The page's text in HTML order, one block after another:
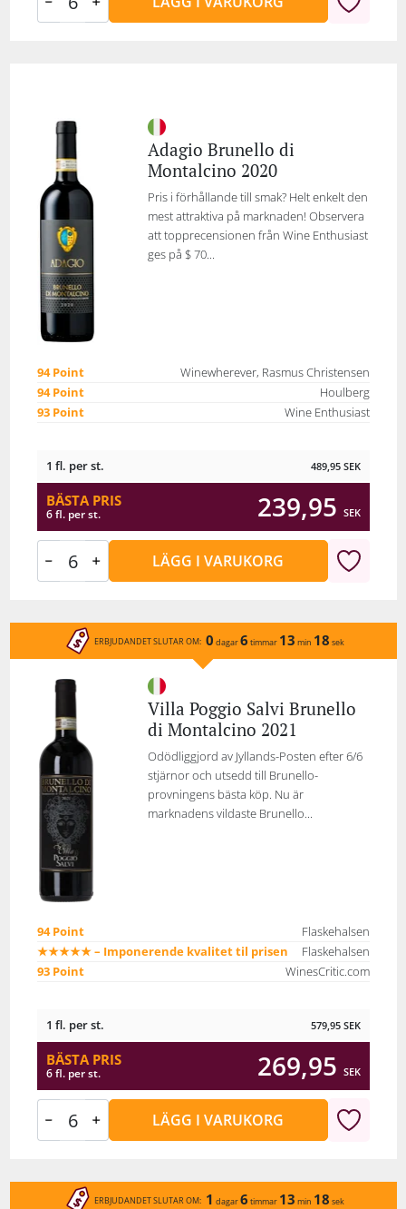
Adagio Brunello di
Montalcino 2020
Pris i förhållande till smak? Helt enkelt den
mest attraktiva på marknaden! Observera
att topprecensionen från Wine Enthusiast
ges på $ 70...
94 Point
Winewherever, Rasmus Christensen
94 Point
Houlberg
93 Point
Wine Enthusiast
1 fl. per st. 489,95 SEK
BÄSTA PRIS
6 fl. per st. 239,95 SEK
LÄGG I VARUKORG
ERBJUDANDET SLUTAR OM: 0 dagar6 timmar 13 min 18 sek
Villa Poggio Salvi Brunello
di Montalcino 2021
Odödliggjord av Jyllands-Posten efter 6/6
stjärnor och utsedd till Brunello-
provningens bästa köp. Nu är
marknadens vildaste Brunello...
94 Point
Flaskehalsen
★★★★★ – Imponerende kvalitet til prisen
Flaskehalsen
93 Point
WinesCritic.com
1 fl. per st. 579,95 SEK
BÄSTA PRIS
6 fl. per st. 269,95 SEK
LÄGG I VARUKORG
ERBJUDANDET SLUTAR OM: 1 dagar6 timmar 13 min 18 sek